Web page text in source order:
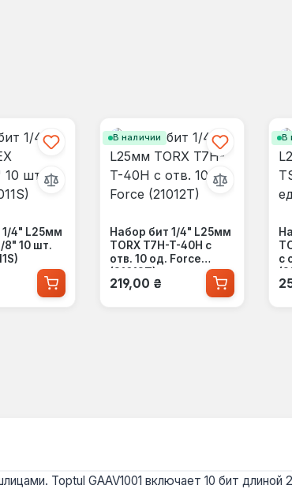
4" L25мм
8" 10 шт.
В наличии
Набор бит 1/4" L25мм
TORX T7H-T-40H с
отв. 10 од. Force
(21012T)
Обычная цена:
219,00 ₴
В
с
Toptul GAAV1001 включает 10 бит